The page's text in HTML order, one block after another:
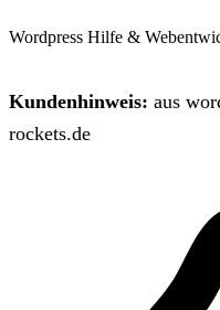
Wordpress Hilfe &
Kundenhinweis: aus
rockets.de